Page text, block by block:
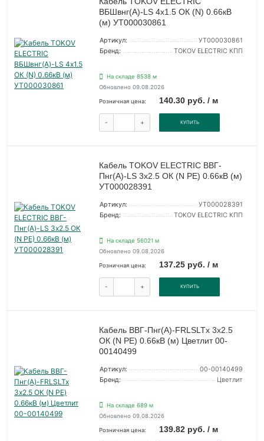
ВБШвнг(А)-LS 4х1.5 ОК (N) 0.66кВ
(м) УТ000030861
Артикул:
УТ000030861
Бренд:
TOKOV ELECTRIC КПП
На складе 8538 м
Обновлено 09.08.2026
Розничная цена: 140.30 руб. / м
- + КУПИТЬ
Кабель TOKOV ELECTRIC ВВГ-
Пнг(А)-LS 3х2.5 ОК (N PE) 0.66кВ (м)
УТ000028391
Артикул:
УТ000028391
Бренд:
TOKOV ELECTRIC КПП
На складе 56021 м
Обновлено 09.08.2026
Розничная цена: 137.25 руб. / м
- + КУПИТЬ
Кабель ВВГ-Пнг(А)-FRLSLTx 3х2.5
ОК (N PE) 0.66кВ (м) Цветлит 00-
00140499
Артикул:
00-00140499
Бренд:
Цветлит
На складе 689 м
Обновлено 09.08.2026
Розничная цена: 139.82 руб. / м